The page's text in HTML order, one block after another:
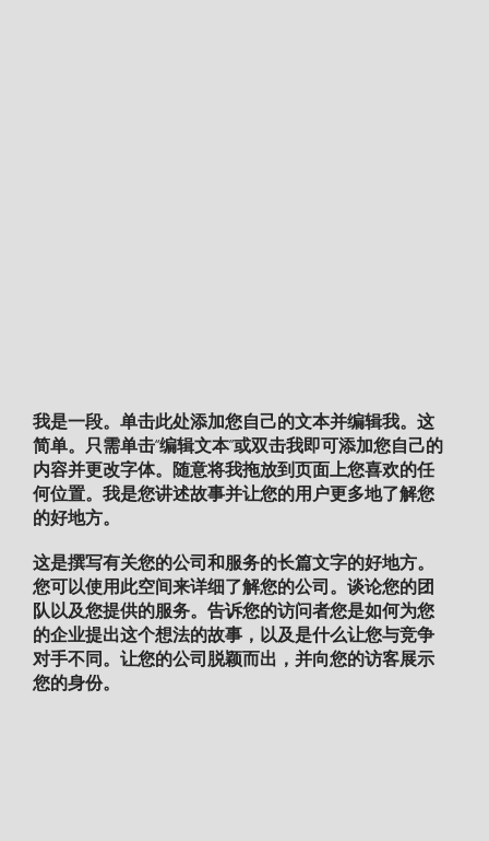
我是一段。单击此处添加您自己的文本并编辑我。这
简单。只需单击“编辑文本”或双击我即可添加您自己的
内容并更改字体。随意将我拖放到页面上您喜欢的任
何位置。我是您讲述故事并让您的用户更多地了解您
的好地方。
这是撰写有关您的公司和服务的长篇文字的好地方。
您可以使用此空间来详细了解您的公司。谈论您的团
队以及您提供的服务。告诉您的访问者您是如何为您
的企业提出这个想法的故事，以及是什么让您与竞争
对手不同。让您的公司脱颖而出，并向您的访客展示
您的身份。